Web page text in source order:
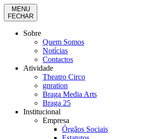
MENU
FECHAR
Sobre
Quem Somos
Notícias
Contactos
Atividade
Theatro Circo
gnration
Braga Media Arts
Braga 25
Institucional
Empresa
Órgãos Sociais